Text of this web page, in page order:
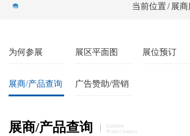
当前位置/ 展
为何参展 展区平面图 展位预订
展商/产品查询 广告赞助/营销
展商/产品查询
Exhibitor
Product Inquiry